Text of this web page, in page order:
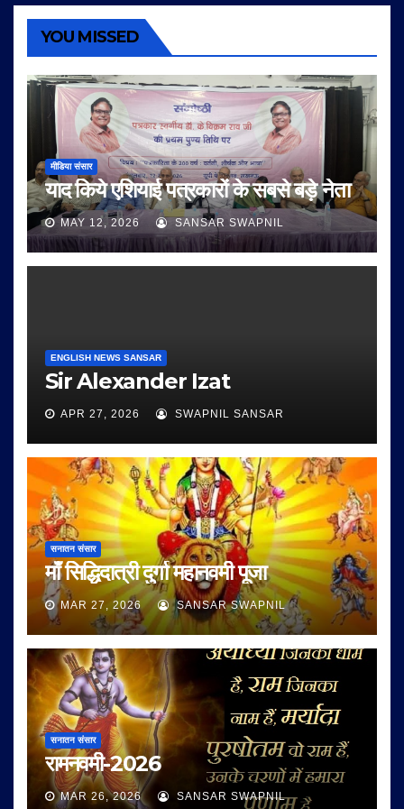
YOU MISSED
मीडिया संसार
याद किये एशियाई पत्रकारों के सबसे बड़े नेता
MAY 12, 2026 SANSAR SWAPNIL
ENGLISH NEWS SANSAR
Sir Alexander Izat
APR 27, 2026 SWAPNIL SANSAR
सनातन संसार
माँ सिद्धिदात्री दुर्गा महानवमी पूजा
MAR 27, 2026 SANSAR SWAPNIL
सनातन संसार
रामनवमी-2026
MAR 26, 2026 SANSAR SWAPNIL